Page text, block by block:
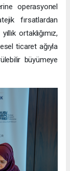
operasyonel
fırsatlardan
ortaklığımız,
ticaret ağıyla
büyümeye